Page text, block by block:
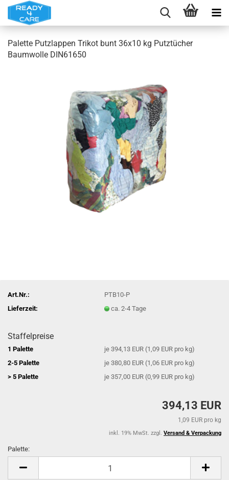
Palette Putzlappen Trikot bunt 36x10 kg Putztücher
Baumwolle DIN61650
Art.Nr.:
PTB10-P
Lieferzeit:
ca. 2-4 Tage
Staffelpreise
1 Palette
je 394,13 EUR (1,09 EUR pro kg)
2-5 Palette
je 380,80 EUR (1,06 EUR pro kg)
> 5 Palette
je 357,00 EUR (0,99 EUR pro kg)
394,13 EUR
1,09 EUR pro kg
inkl. 19% MwSt. zzgl. Versand & Verpackung
Palette: